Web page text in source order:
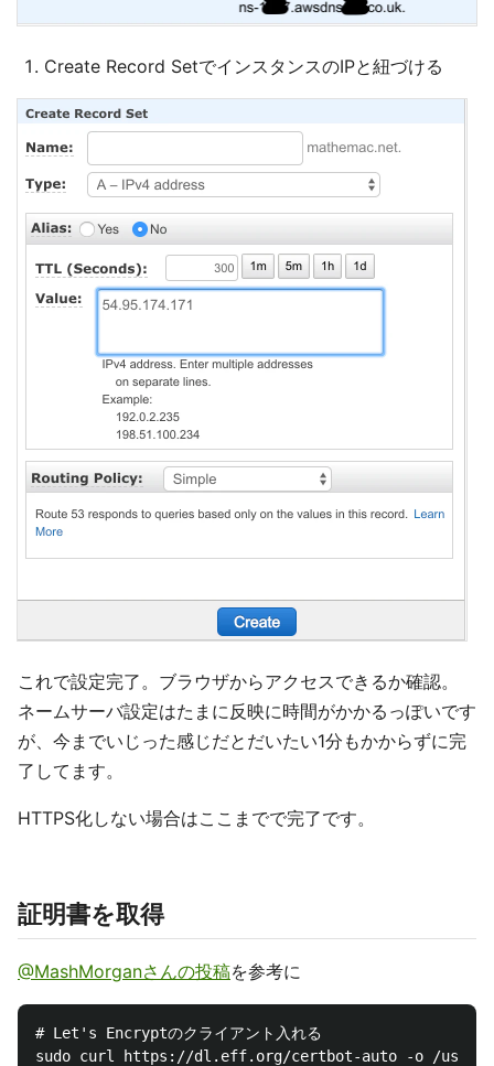
Create Record SetでインスタンスのIPと紐づける
これで設定完了。ブラウザからアクセスできるか確認。
ネームサーバ設定はたまに反映に時間がかかるっぽいです
が、今までいじった感じだとだいたい1分もかからずに完
了してます。
HTTPS化しない場合はここまでで完了です。
証明書を取得
@MashMorganさんの投稿を参考に
# Let's Encryptのクライアント入れる
sudo curl https://dl.eff.org/certbot-auto -o /usr/